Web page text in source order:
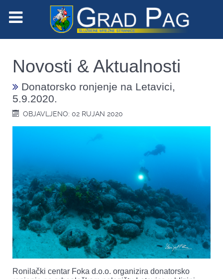
Novosti & Aktualnosti
Donatorsko ronjenje na Letavici,
5.9.2020.
OBJAVLJENO: 02 RUJAN 2020
Ronilački centar Foka d.o.o. organizira donatorsko